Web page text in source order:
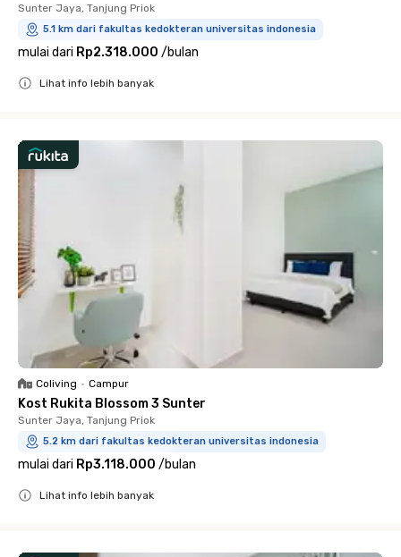
Sunter Jaya, Tanjung Priok
5.1 km dari fakultas kedokteran universitas indonesia
mulai dari Rp2.318.000 /bulan
Lihat info lebih banyak
Coliving • Campur
Kost Rukita Blossom 3 Sunter
Sunter Jaya, Tanjung Priok
5.2 km dari fakultas kedokteran universitas indonesia
mulai dari Rp3.118.000 /bulan
Lihat info lebih banyak